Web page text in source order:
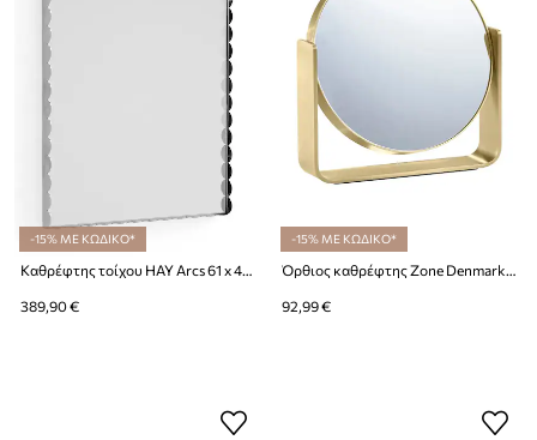
-15% ΜΕ ΚΩΔΙΚΟ*
389,90 €
-15% ΜΕ ΚΩΔΙΚΟ*
92,99 €